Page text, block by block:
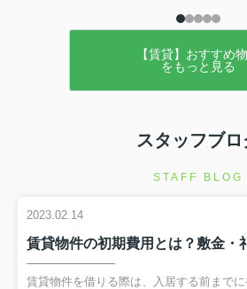
【賃貸】おすすめ
をもっと見る
スタッフブロ
STAFF BLOG
2023.02.14
賃貸物件を借りる際は、入居する前まで